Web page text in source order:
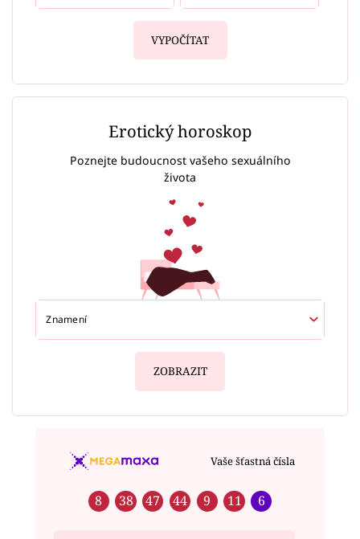
VYPOČÍTAT
Erotický horoskop
Poznejte budoucnost vašeho sexuálního
života
ZOBRAZIT
Vaše šťastná čísla
8 38 47 44 9 11 6